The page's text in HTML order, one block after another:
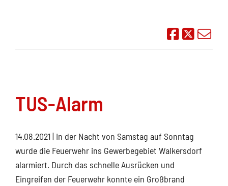
Auf
TUS-Alarm
14.08.2021 | In der Nacht von Samstag auf Sonntag
wurde die Feuerwehr ins Gewerbegebiet Walkersdorf
alarmiert. Durch das schnelle Ausrücken und
Eingreifen der Feuerwehr konnte ein Großbrand